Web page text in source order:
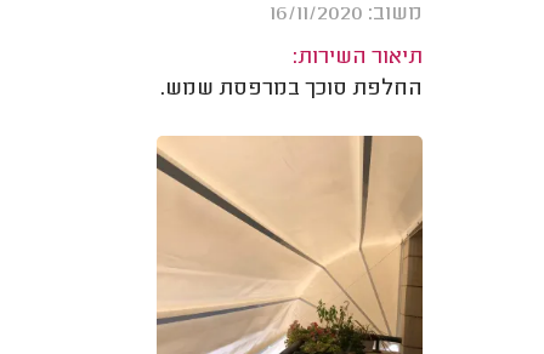
משוב: 16/11/2020
תיאור השירות:
החלפת סוכך במרפסת שמש.